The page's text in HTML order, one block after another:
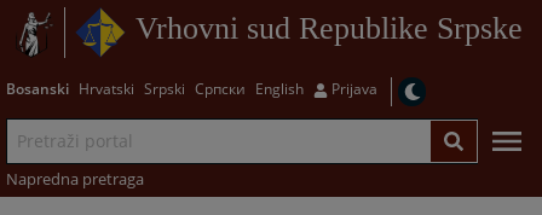
Vrhovni sud Republike Srpske
Bosanski Hrvatski Srpski Српски English Prijava
Napredna pretraga